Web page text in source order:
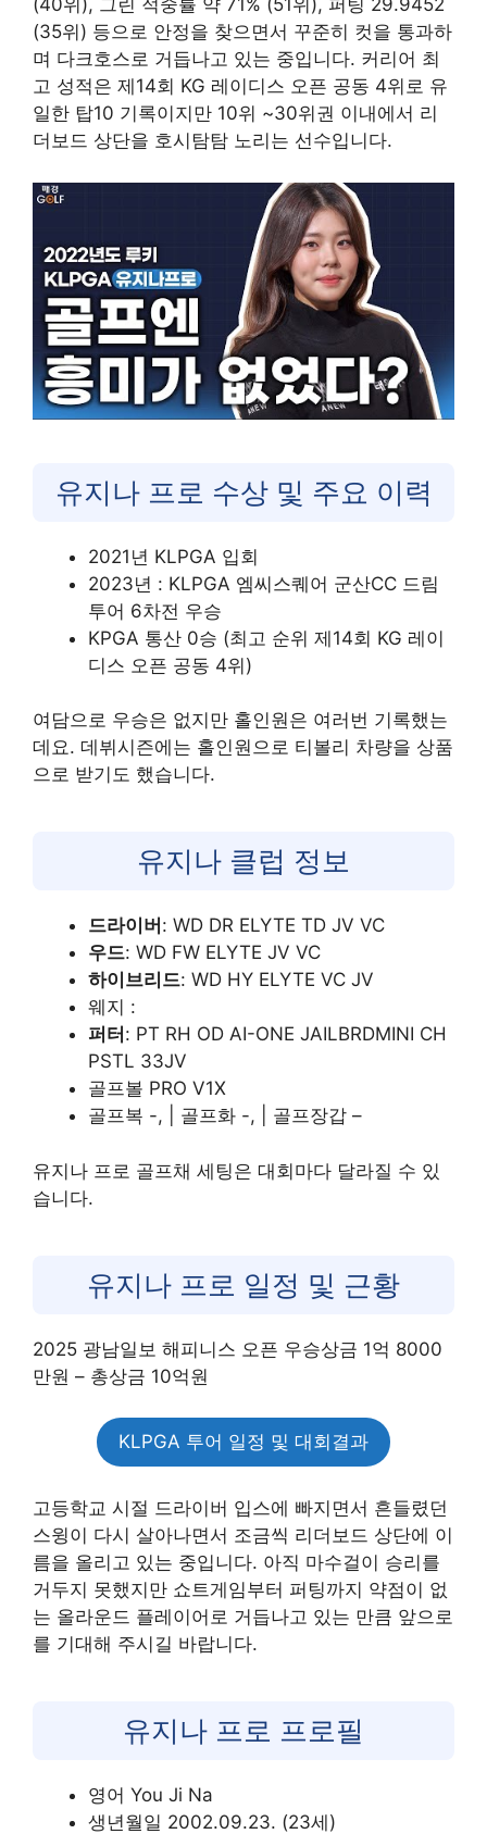
(40위), 그린 적중률 약 71% (51위), 퍼팅 29.9452
(35위) 등으로 안정을 찾으면서 꾸준히 컷을 통과하
며 다크호스로 거듭나고 있는 중입니다. 커리어 최
고 성적은 제14회 KG 레이디스 오픈 공동 4위로 유
일한 탑10 기록이지만 10위 ~30위권 이내에서 리
더보드 상단을 호시탐탐 노리는 선수입니다.
유지나 프로 수상 및 주요 이력
2021년 KLPGA 입회
2023년 : KLPGA 엠씨스퀘어 군산CC 드림
투어 6차전 우승
KPGA 통산 0승 (최고 순위 제14회 KG 레이
디스 오픈 공동 4위)
여담으로 우승은 없지만 홀인원은 여러번 기록했는
데요. 데뷔시즌에는 홀인원으로 티볼리 차량을 상품
으로 받기도 했습니다.
유지나 클럽 정보
드라이버 : WD DR ELYTE TD JV VC
우드: WD FW ELYTE JV VC
하이브리드: WD HY ELYTE VC JV
웨지 :
퍼터 : PT RH OD AI-ONE JAILBRDMINI CH
PSTL 33JV
골프볼 PRO V1X
골프복 -, | 골프화 -, | 골프장갑 –
유지나 프로 골프채 세팅은 대회마다 달라질 수 있
습니다.
유지나 프로 일정 및 근황
2025 광남일보 해피니스 오픈 우승상금 1억 8000
만원 – 총상금 10억원
KLPGA 투어 일정 및 대회결과
고등학교 시절 드라이버 입스에 빠지면서 흔들렸던
스윙이 다시 살아나면서 조금씩 리더보드 상단에 이
름을 올리고 있는 중입니다. 아직 마수걸이 승리를
거두지 못했지만 쇼트게임부터 퍼팅까지 약점이 없
는 올라운드 플레이어로 거듭나고 있는 만큼 앞으로
를 기대해 주시길 바랍니다.
유지나 프로 프로필
영어 You Ji Na
생년월일 2002.09.23. (23세)